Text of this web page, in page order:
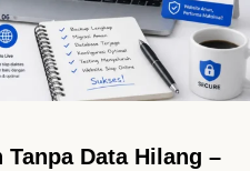
Data Hilang –